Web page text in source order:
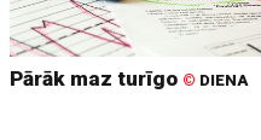
Pārāk maz turīgo © DIENA